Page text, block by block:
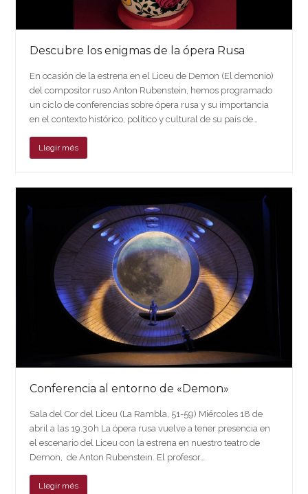
Descubre los enigmas de la ópera Rusa
En ocasión de la estrena en el Liceu de Demon (El demonio)
del compositor ruso Anton Rubenstein, hemos programado
un ciclo de conferencias sobre ópera rusa y su importancia
en el contexto histórico, político y cultural de su país de…
Llegir més
Conferencia al entorno de «Demon»
Sala del Cor del Liceu (La Rambla, 51-59) Miércoles 18 de
abril a las 19.30h La ópera rusa vuelve a tener presencia en
el escenario del Liceu con la estrena en nuestro teatro de
Demon, de Anton Rubenstein. El profesor…
Llegir més